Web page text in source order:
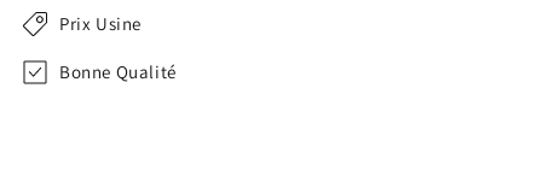
Prix Usine
Bonne Qualité